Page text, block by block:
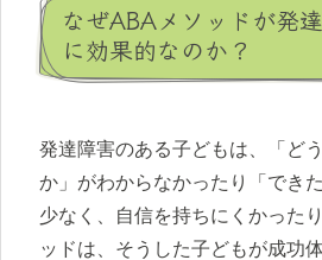
なぜABAメソッドが発
に効果的なのか？
発達障害のある子どもは、「ど
か」がわからなかったり「でき
少なく、自信を持ちにくかった
ッドは、そうした子どもが成功